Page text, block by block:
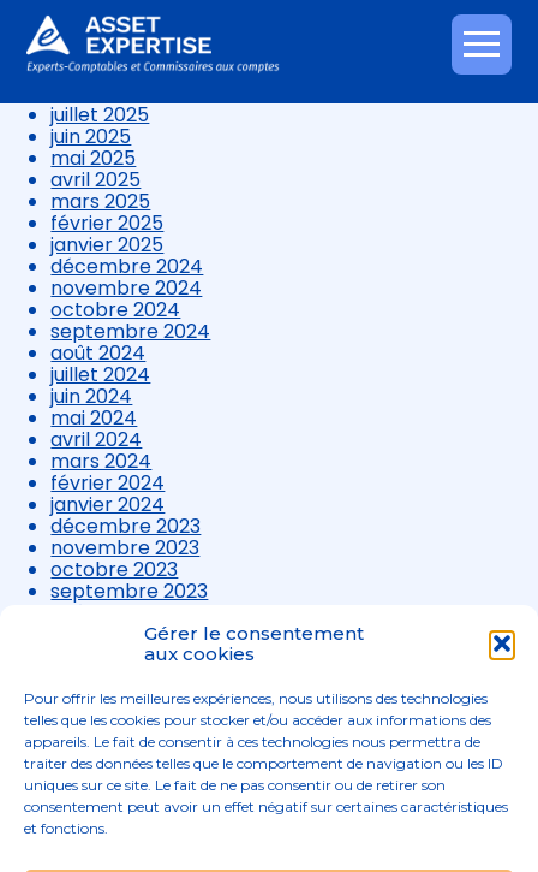
Gérer le consentement
aux cookies
Pour offrir les meilleures expériences, nous utilisons des technologies
telles que les cookies pour stocker et/ou accéder aux informations des
appareils. Le fait de consentir à ces technologies nous permettra de
traiter des données telles que le comportement de navigation ou les ID
uniques sur ce site. Le fait de ne pas consentir ou de retirer son
consentement peut avoir un effet négatif sur certaines caractéristiques
et fonctions.
Aller
au
novembre 2025
octobre 2025
septembre 2025
juillet 2025
juin 2025
mai 2025
avril 2025
mars 2025
février 2025
janvier 2025
décembre 2024
novembre 2024
octobre 2024
septembre 2024
août 2024
juillet 2024
juin 2024
mai 2024
avril 2024
mars 2024
février 2024
janvier 2024
décembre 2023
novembre 2023
octobre 2023
septembre 2023
août 2023
juillet 2023
avril 2023
mars 2023